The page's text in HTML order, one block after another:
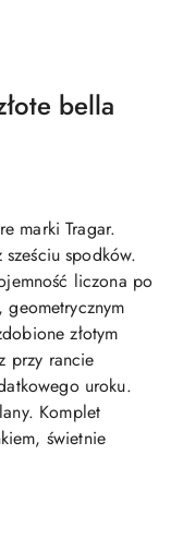
bella
marki Tragar.
sześciu spodków.
liczona po
geometrycznym
złotym
przy rancie
uroku.
Komplet
świetnie